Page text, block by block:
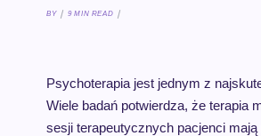
BY 9 MIN READ
Psychoterapia jest jednym z
Wiele badań potwierdza, że terapia
sesji terapeutycznych pacjenci